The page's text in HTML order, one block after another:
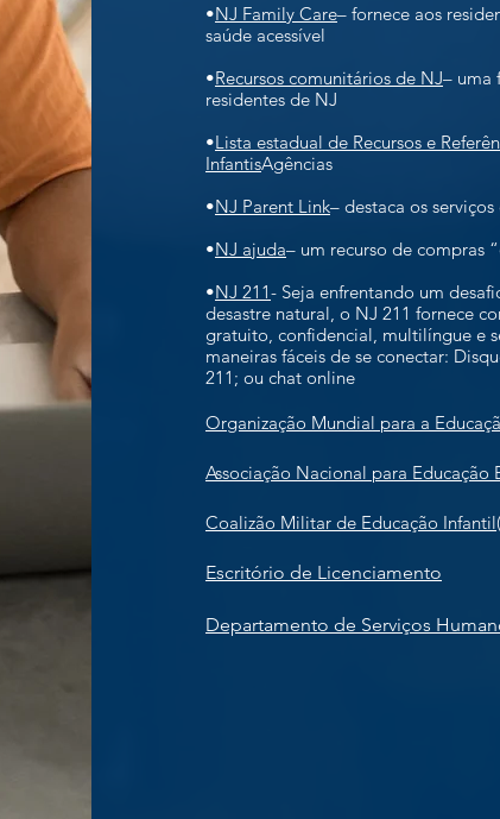
•NJ Family Care– fornece aos
saúde acessível
•Recursos comunitários de NJ– uma
residentes de NJ
•Lista estadual de Recursos e
InfantisAgências
•NJ Parent Link– destaca os
•NJ ajuda– um recurso de compras
•NJ 211- Seja enfrentando um
desastre natural, o NJ 211 fornece
gratuito, confidencial, multilíngue e
maneiras fáceis de se conectar:
211; ou chat online
Organização Mundial para a
Associação Nacional para Educação
Coalizão Militar de Educação Infantil
Escritório de Licenciamento
Departamento de Serviços